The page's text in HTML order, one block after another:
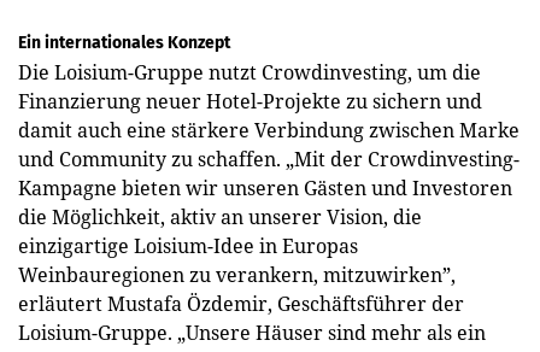
Ein internationales Konzept
Die Loisium-Gruppe nutzt Crowdinvesting, um die
Finanzierung neuer Hotel-Projekte zu sichern und
damit auch eine stärkere Verbindung zwischen Marke
und Community zu schaffen. „Mit der Crowdinvesting-
Kampagne bieten wir unseren Gästen und Investoren
die Möglichkeit, aktiv an unserer Vision, die
einzigartige Loisium-Idee in Europas
Weinbauregionen zu verankern, mitzuwirken”,
erläutert Mustafa Özdemir, Geschäftsführer der
Loisium-Gruppe. „Unsere Häuser sind mehr als ein